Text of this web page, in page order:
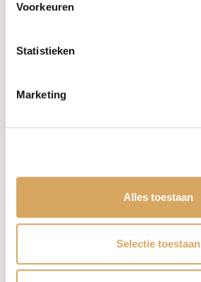
Voorkeuren
Statistieken
Marketing
Alles toestaan
Selectie toestaan
Leveringsvoorwaarden
Privacy Policy